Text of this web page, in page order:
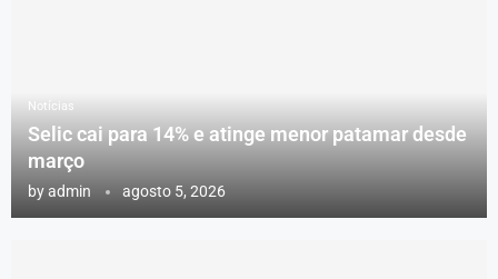
Notícias
Selic cai para 14% e atinge menor patamar desde
março
byadmin agosto 5, 2026